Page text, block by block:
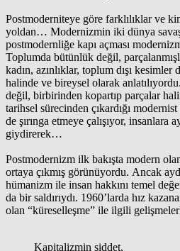
Postmoderniteye göre farklılıklar ve
yoldan… Modernizmin iki dünya
postmodernliğe kapı açması
Toplumda bütünlük değil,
kadın, azınlıklar, toplum dışı
halinde ve bireysel olarak
değil, birbirinden kopartıp parçalar
tarihsel sürecinden çıkardığı
de şırınga etmeye çalışıyor, insanlara
giydirerek…
Postmodernizm ilk bakışta modern
ortaya çıkmış görünüyordu. Ancak
hümanizm ile insan hakkını temel
da bir saldırıydı. 1960’larda hız
olan “küreselleşme” ile ilgili
Kapitalizmin şiddet,